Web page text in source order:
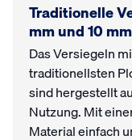
Traditionelle
mm und 10 mm
Das Versiegeln
traditionellsten
sind hergestellt
Nutzung. Mit
Material einfach